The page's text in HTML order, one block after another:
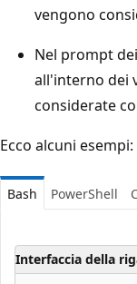
vengono
Nel prompt
all'interno dei
considerate
Ecco alcuni esempi:
Bash PowerShell
Interfaccia della